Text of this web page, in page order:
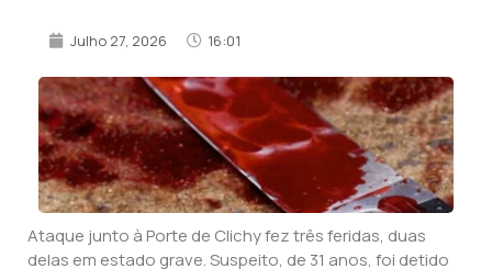
Julho 27, 2026 16:01
Ataque junto à Porte de Clichy fez três feridas, duas
delas em estado grave. Suspeito, de 31 anos, foi detido